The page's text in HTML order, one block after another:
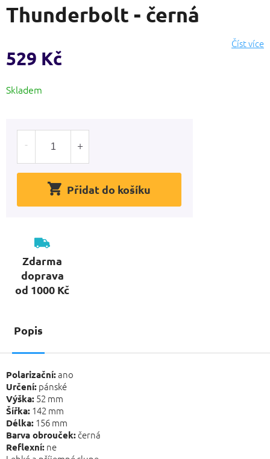
produktu
je
5
hvězdiček.
Thunderbolt - černá
Číst více
529 Kč
cena:
Skladem
Přidat do košíku
Zdarma
doprava
od 1000 Kč
Popis
Polarizační:ano
Určení: pánské
Výška: 52 mm
Šířka: 142 mm
Délka: 156 mm
Barva obrouček: černá
Reflexní: ne